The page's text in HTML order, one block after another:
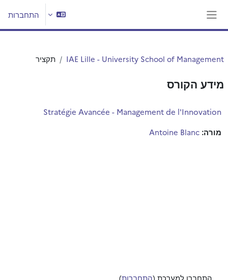
התחברות
IAE Lille - University School of Management תקציר
מידע הקורס
Stratégie Avancée - Management de l'Innovation
מורה: Antoine Blanc
התחברו למערכת (התחברות)